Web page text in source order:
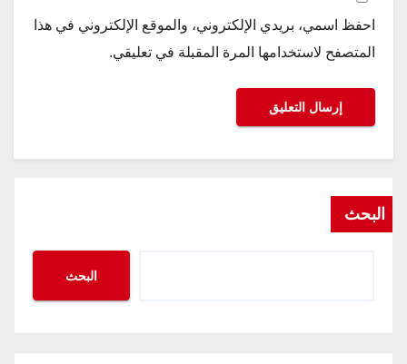
احفظ اسمي، بريدي الإلكتروني، والموقع الإلكتروني في هذا
المتصفح لاستخدامها المرة المقبلة في تعليقي.
البحث
البحث